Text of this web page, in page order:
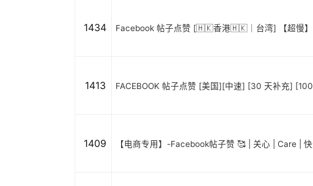
1434 Facebook 帖子点赞 [🇭🇰香港🇭🇰｜台湾] 【超慢】
1413 FACEBOOK 帖子点赞 [美国][中速] [30 天补充]
1409 【电商专用】-Facebook帖子赞 🥰 | 关心 | Care |